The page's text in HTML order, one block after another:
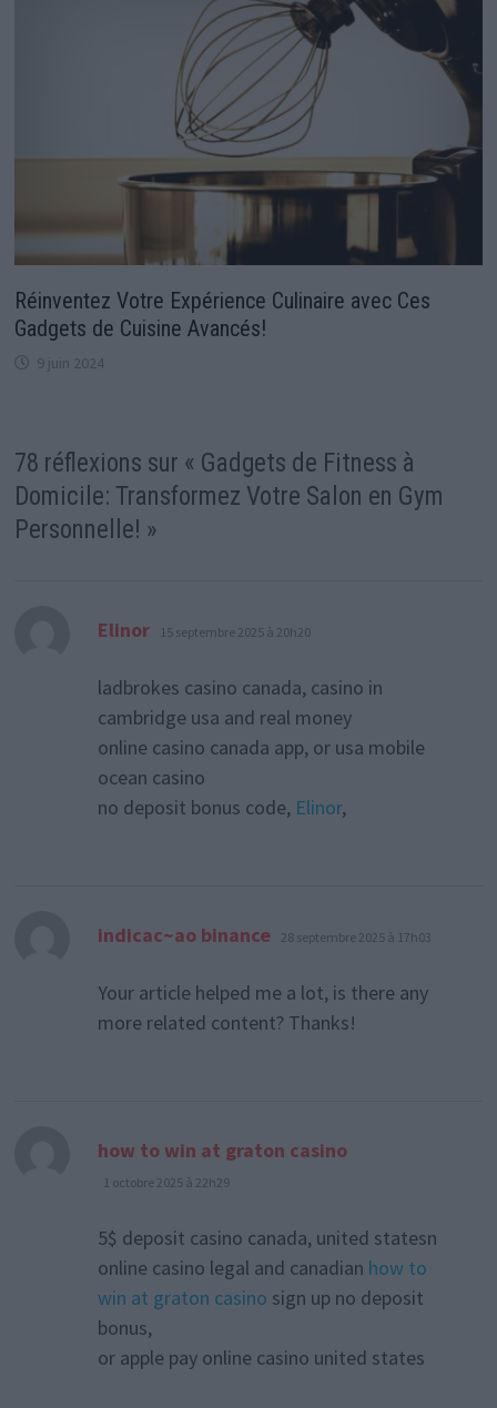
Réinventez Votre Expérience Culinaire avec Ces
Gadgets de Cuisine Avancés!
9 juin 2024
78 réflexions sur « Gadgets de Fitness à
Domicile: Transformez Votre Salon en Gym
Personnelle! »
Elinor dit :
15 septembre 2025 à 20h20
ladbrokes casino canada, casino in
cambridge usa and real money
online casino canada app, or usa mobile
ocean casino
no deposit bonus code, Elinor,
indicac~ao binance dit :
28 septembre 2025 à 17h03
Your article helped me a lot, is there any
more related content? Thanks!
how to win at graton casino
1 octobre 2025 à 22h29
5$ deposit casino canada, united statesn
online casino legal and canadian how to
win at graton casino sign up no deposit
bonus,
or apple pay online casino united states